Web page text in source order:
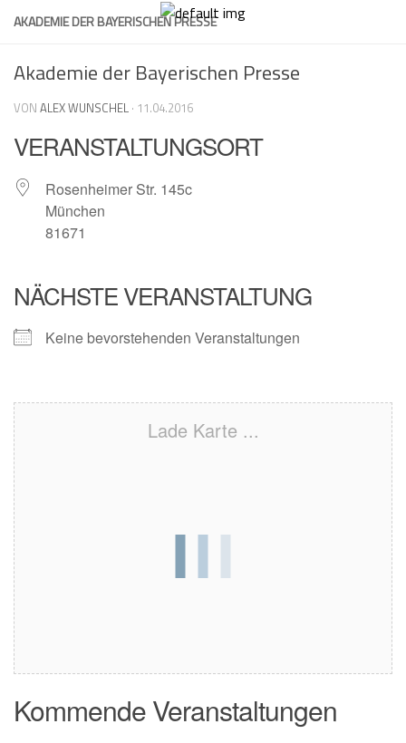
Skip
to
AKADEMIE DER BAYERISCHEN PRESSE
Akademie der Bayerischen Presse
VON ALEX WUNSCHEL · 11.04.2016
VERANSTALTUNGSORT
Rosenheimer Str. 145c
München
81671
NÄCHSTE VERANSTALTUNG
Keine bevorstehenden Veranstaltungen
Lade Karte ...
Kommende Veranstaltungen